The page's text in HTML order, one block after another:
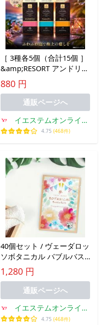
［ 3種各5個（合計15個 ］
&amp;RESORT アンドリゾ
ード リキッド バブルバス
入浴剤 12ml 3種アソート [
ハワイ・タヒチ・バリ ] 泡
風呂 バスバブル
880 円
通販ページへ
イエステムオンライン
ストア
4.75 (468件)
40個セット / ヴェーダロッ
ソボタニカル バブルバス
(泡風呂) オレンジハーブの
香り 入浴剤 あわあわラン
ド お風呂 泡 こども 子供
ローション
1,280 円
通販ページへ
イエステムオンライン
ストア
4.75 (468件)